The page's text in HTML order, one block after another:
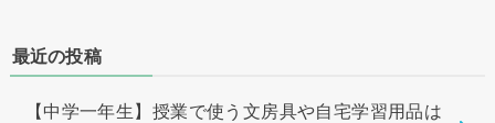
最近の投稿
【中学一年生】授業で使う文房具や自宅学習用品は